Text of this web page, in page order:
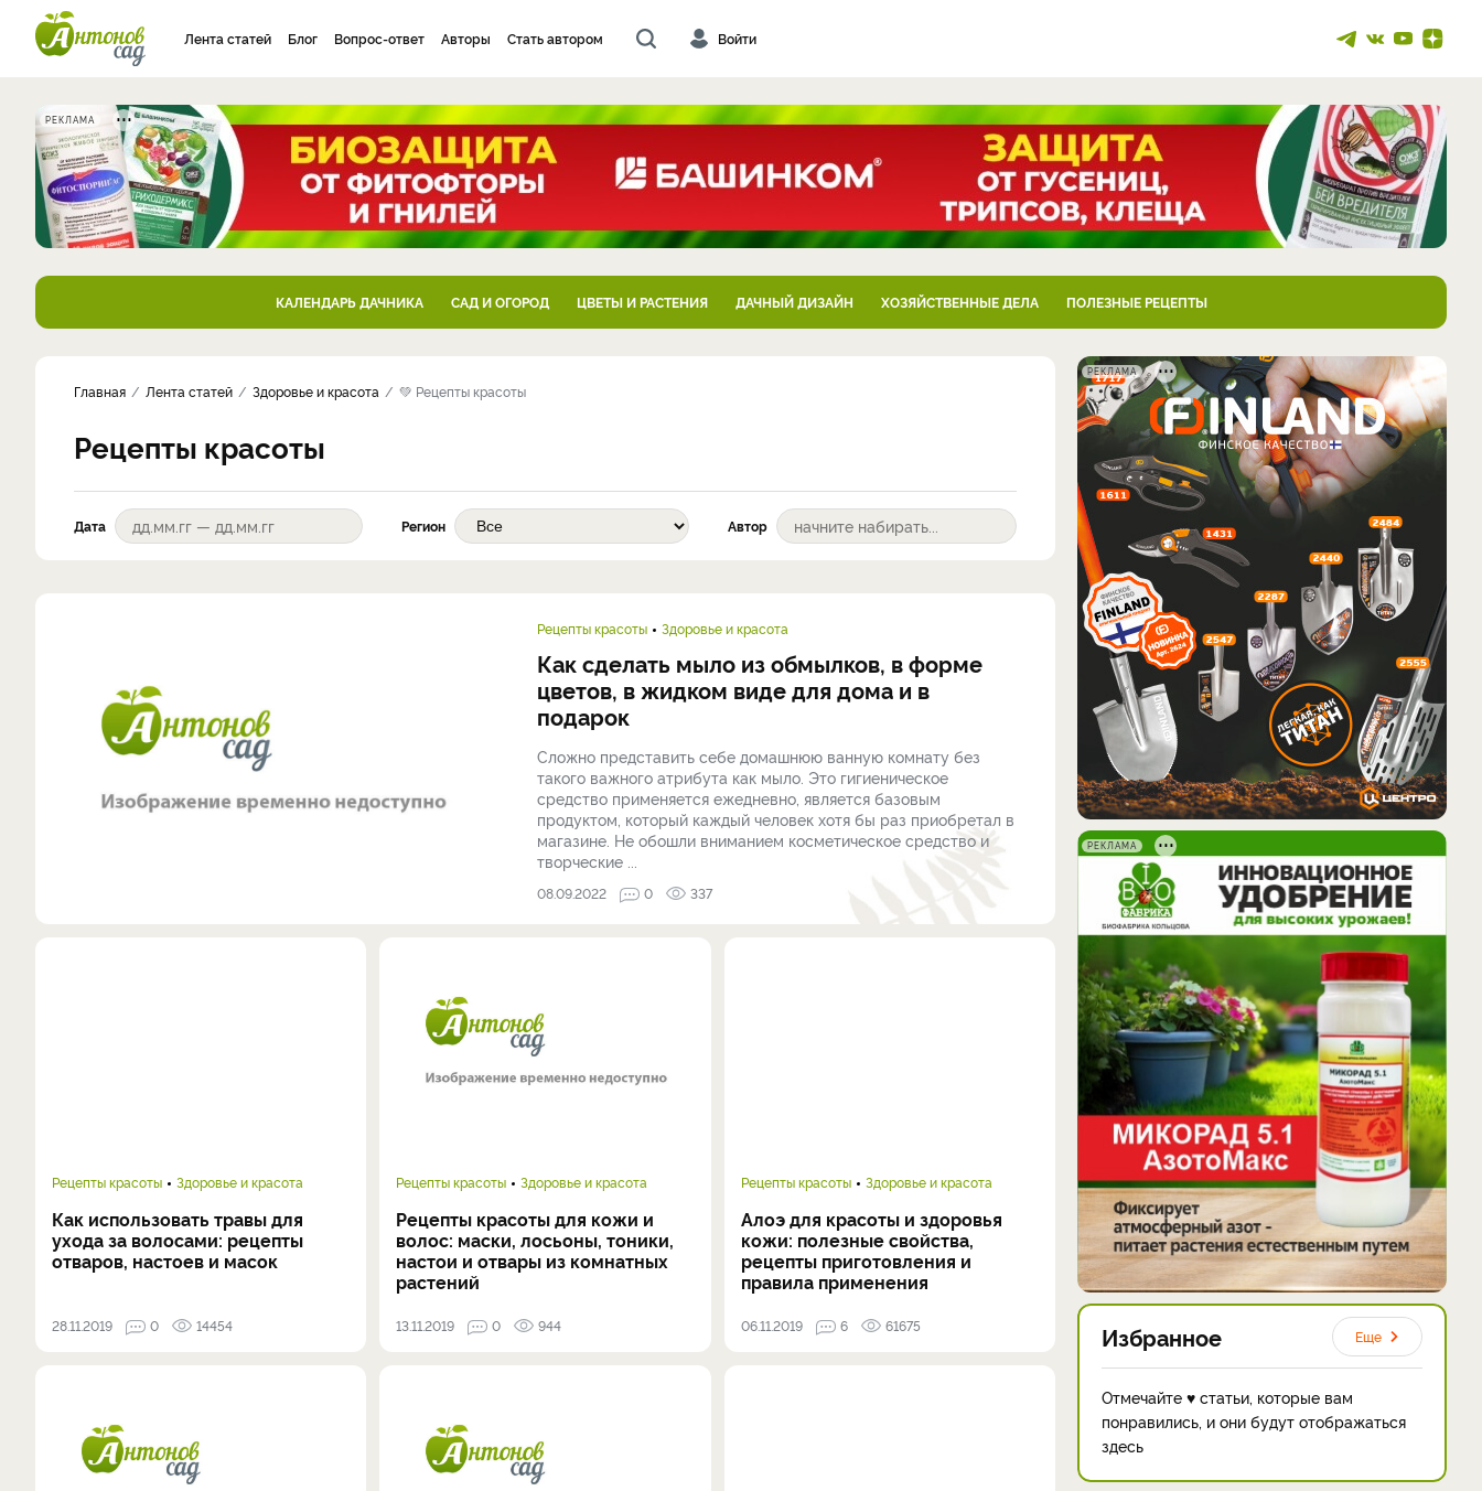
Лента статей Блог Вопрос-ответ Авторы Стать автором Войти
РЕКЛАМА
КАЛЕНДАРЬ ДАЧНИКА САД И ОГОРОД ЦВЕТЫ И РАСТЕНИЯ ДАЧНЫЙ ДИЗАЙН ХОЗЯЙСТВЕННЫЕ ДЕЛА ПОЛЕЗНЫЕ РЕЦЕПТЫ
Главная Лента статей Здоровье и красота 💚 Рецепты красоты
Рецепты красоты
Дата Регион Автор
Рецепты красоты Здоровье и красота
Как сделать мыло из обмылков, в форме
цветов, в жидком виде для дома и в
подарок
Сложно представить себе домашнюю ванную комнату без
такого важного атрибута как мыло. Это гигиеническое
средство применяется ежедневно, является базовым
продуктом, который каждый человек хотя бы раз приобретал в
магазине. Не обошли вниманием косметическое средство и
творческие ...
08.09.2022 0 337
Рецепты красоты Здоровье и красота
Как использовать травы для
ухода за волосами: рецепты
отваров, настоев и масок
28.11.2019 0 14454
Рецепты красоты Здоровье и красота
Рецепты красоты для кожи и
волос: маски, лосьоны, тоники,
настои и отвары из комнатных
растений
13.11.2019 0 944
Рецепты красоты Здоровье и красота
Алоэ для красоты и здоровья
кожи: полезные свойства,
рецепты приготовления и
правила применения
06.11.2019 6 61675
РЕКЛАМА
РЕКЛАМА
Избранное Еще
Отмечайте ♥ статьи, которые вам
понравились, и они будут отображаться
здесь